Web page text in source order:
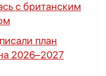
с британским
план
2026–2027